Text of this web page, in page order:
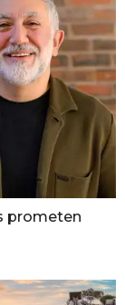
prometen